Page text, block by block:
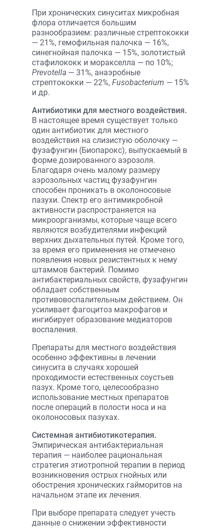
При хронических синуситах микроб­ная
флора отличается большим
разнообразием: различные стрептококки
— 21%, гемофильная палочка — 16%,
синегнойная палочка — 15%, золотистый
стафилококк и моракселла — по 10%;
Prevotella — 31%, анаэробные
стрептококки — 22%, Fusobacterium — 15%
и др.
Антибиотики для местного воздейст­вия.
В настоящее время существует только
один антибиотик для местного
воздействия на слизистую оболочку —
фузафунгин (Биопарокс), выпускаемый в
форме дозированного аэрозоля.
Благодаря очень малому размеру
аэрозольных частиц фузафунгин
способен проникать в околоносовые
пазухи. Спектр его антимикробной
активности распространяется на
микроорганизмы, которые чаще всего
являются возбудителями инфекций
верхних дыхательных путей. Кроме того,
за время его применения не отмечено
появления новых резистентных к нему
штаммов бактерий. Помимо
антибактериальных свойств, фузафунгин
обладает собственным
противовоспалительным действием. Он
усиливает фагоцитоз макрофагов и
ингибирует образование медиаторов
воспаления.
Препараты для местного воздействия
особенно эффективны в лечении
синусита в случаях хорошей
проходимости естественных соустьев
пазух. Кроме того, целесообразно
использование местных препаратов
после операций в полости носа и на
околоносовых пазухах.
Системная антибиотикотерапия.
Эмпирическая антибактериальная
терапия — наиболее рациональная
стратегия этиотропной терапии в период
возникновения острых гнойных или
обострения хронических гайморитов на
начальном этапе их лечения.
При выборе препарата следует учесть
данные о снижении эффективности